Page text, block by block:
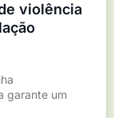
violência
garante um